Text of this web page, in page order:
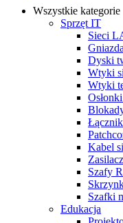
Wszystkie kategorie
Sprzęt IT
Sieci
Dyski
Wtyki
Wtyki
Kabel
Szafy
Szafki
Edukacja